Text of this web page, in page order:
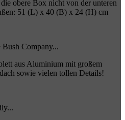
obere Box nicht von der unteren
51 (L) x 40 (B) x 24 (H) cm
Company...
aus Aluminium mit großem
sowie vielen tollen Details!